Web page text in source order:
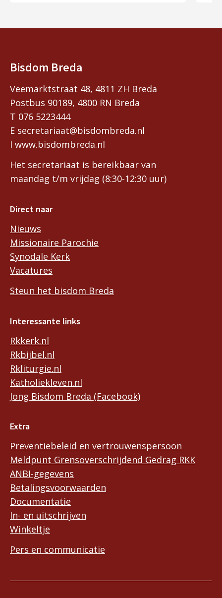
Bisdom Breda
Veemarktstraat 48, 4811 ZH Breda
Postbus 90189, 4800 RN Breda
T 076 5223444
E secretariaat@bisdombreda.nl
I www.bisdombreda.nl
Het secretariaat is bereikbaar van
maandag t/m vrijdag (8:30-12:30 uur)
Direct naar
Nieuws
Missionaire Parochie
Synodale Kerk
Vacatures
Steun het bisdom Breda
Interessante links
Rkkerk.nl
Rkbijbel.nl
Rkliturgie.nl
Katholiekleven.nl
Jong Bisdom Breda (Facebook)
Extra
Preventiebeleid en vertrouwenspersoon
Meldpunt Grensoverschrijdend Gedrag RKK
ANBI-gegevens
Betalingsvoorwaarden
Documentatie
In- en uitschrijven
Winkeltje
Pers en communicatie